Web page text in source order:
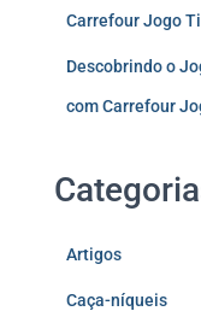
Carrefour Jogo
Descobrindo o
com Carrefour
Artigos
Caça-níqueis